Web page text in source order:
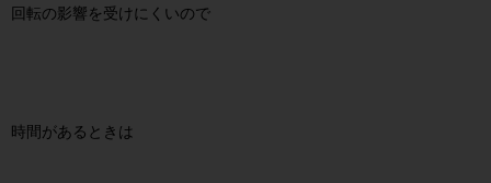
回転の影響を受けにくいので
時間があるときは